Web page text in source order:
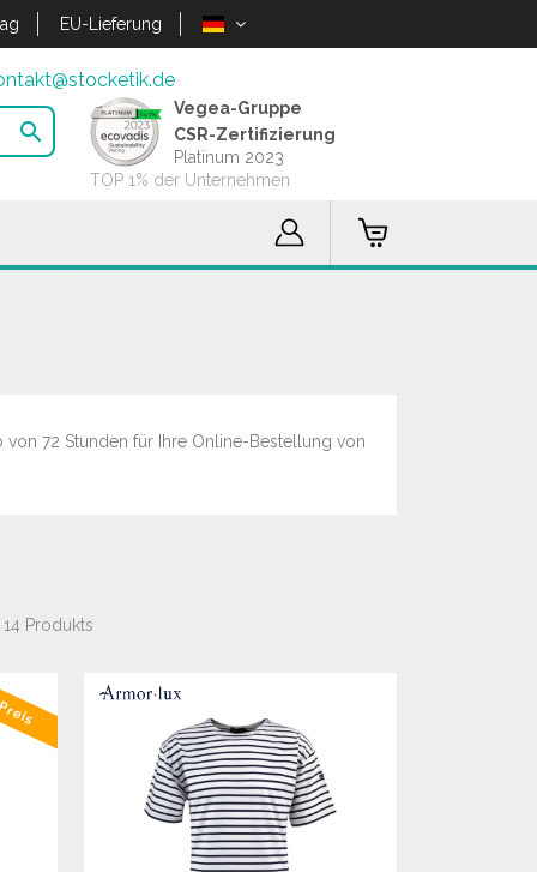
EU-Lieferung

Vegea-Gruppe
CSR-Zertifizierung
Platinum 2023
TOP 1% der Unternehmen
72 Stunden für Ihre Online-Bestellung von
14 Produkts